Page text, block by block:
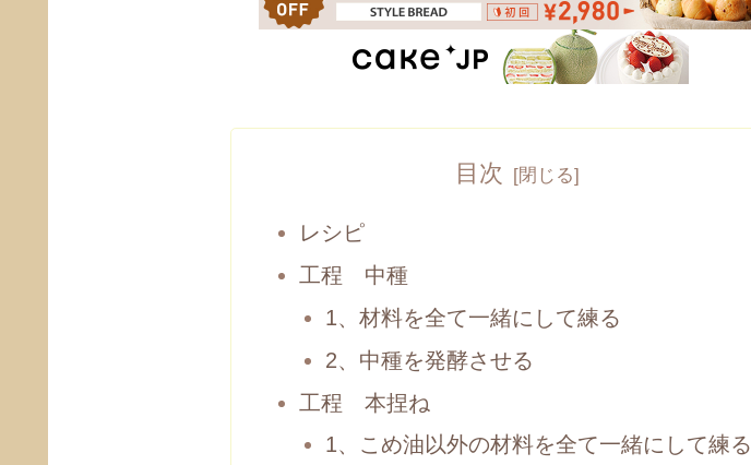
目次
レシピ
工程 中種
1、材料を全て一緒にして練る
2、中種を発酵させる
工程 本捏ね
1、こめ油以外の材料を全て一緒にして練る